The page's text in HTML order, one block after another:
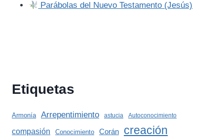
Parábolas del Nuevo Testamento (Jesús)
Etiquetas
Armonía Arrepentimiento astucia Autoconocimiento
compasión Conocimiento Corán creación